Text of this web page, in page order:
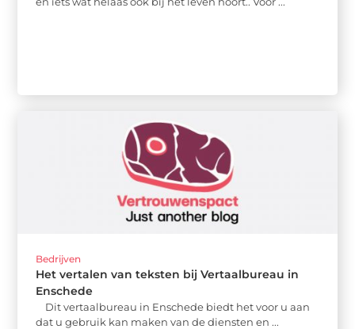
Bedrijven
Het vertalen van teksten bij Vertaalbureau in
Enschede
Dit vertaalbureau in Enschede biedt het voor u aan
dat u gebruik kan maken van de diensten en ...